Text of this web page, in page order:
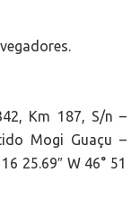
Km 187, S/n –
Mogi Guaçu –
25.69″ W 46° 51